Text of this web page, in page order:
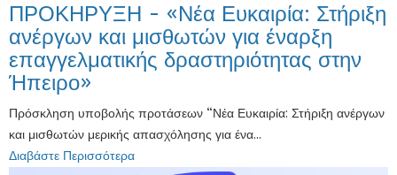
ΠΡΟΚΗΡΥΞΗ - «Νέα Ευκαιρία: Στήριξη
ανέργων και μισθωτών για έναρξη
επαγγελματικής δραστηριότητας στην
Ήπειρο»
Πρόσκληση υποβολής προτάσεων “Νέα Ευκαιρία: Στήριξη ανέργων
και μισθωτών μερικής απασχόλησης για ένα...
Διαβάστε Περισσότερα